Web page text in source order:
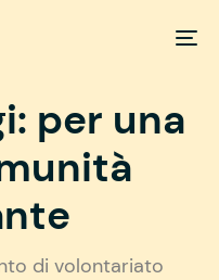
per una
di volontariato